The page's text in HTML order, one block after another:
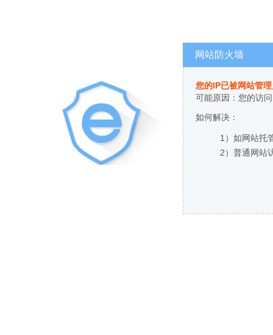
网站防火墙
您的IP已被网站管
可能原因：您的访
如何解决：
1）如网站托
2）普通网站